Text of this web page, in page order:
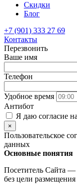
Скидки
Блог
+7 (901) 333 27 69
Контакты
Перезвонить
Ваше имя
Телефон
Удобное время
Антибот
Я даю согласие на
×
Пользовательское
данных
Основные понятия
Посетитель Сайта —
без цели размещения